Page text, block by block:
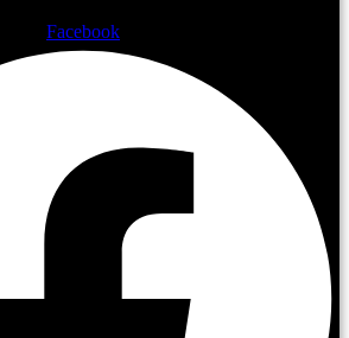
Facebook